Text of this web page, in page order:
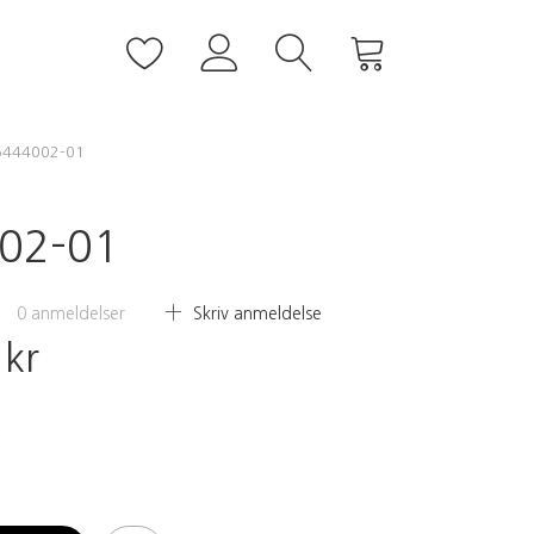
01
01
0 anmeldelser Skriv anmeldelse